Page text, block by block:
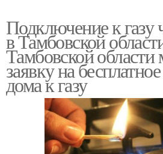
Подключение к газу
в Тамбовской
Тамбовской области
заявку на
дома к газу